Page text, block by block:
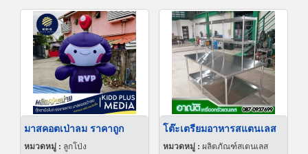
มาสคอตเป่าลม ราคาถูก
หมวดหมู่ : ลูกโป่ง
โต๊ะเตรียมอาหารสแตนเลส
หมวดหมู่ : ผลิตภัณฑ์สเตนเลส